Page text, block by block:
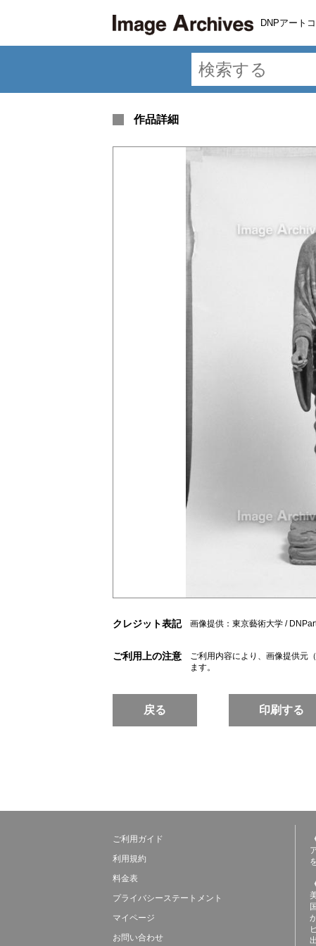
DNPアート
作品詳細
クレジット表記 画像提供：東京藝術大学 /
ご利用上の注意
ご利用内容により、画像提供元
ます。
戻る 印刷する
ご利用ガイド
利用規約
料金表
プライバシーステートメント
マイページ
お問い合わせ